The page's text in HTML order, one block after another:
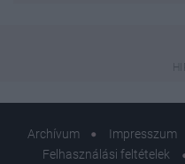
Archívum Impresszum
Felhasználási feltételek